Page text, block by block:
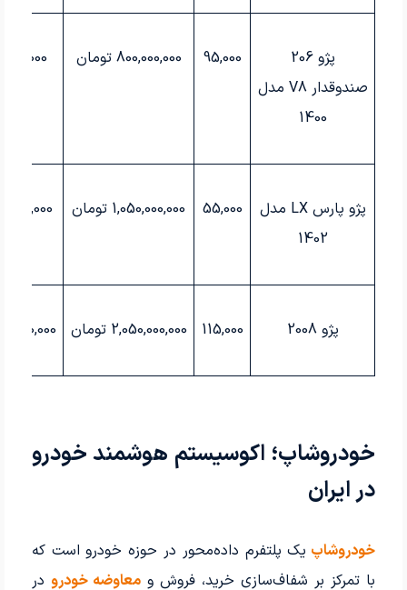
پژو 206
صندوقدارV8 مدل
1400
95,000
800,000,000 تومان
پژو پارسLX مدل
1402
55,000
1,050,000,000 تومان
پژو 2008 115,000
2,050,000,000 تومان
خودروشاپ؛ اکوسیستم هوشمند خودرو
در ایران
خودروشاپ یک پلتفرم داده‌محور در حوزه خودرو است که
با تمرکز بر شفاف‌سازی خرید، فروش ومعاوضه خودرو در